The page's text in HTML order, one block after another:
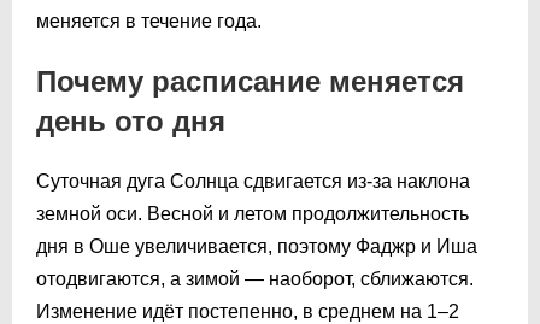
меняется в течение года.
Почему расписание меняется
день ото дня
Суточная дуга Солнца сдвигается из-за наклона
земной оси. Весной и летом продолжительность
дня в Оше увеличивается, поэтому Фаджр и Иша
отодвигаются, а зимой — наоборот, сближаются.
Изменение идёт постепенно, в среднем на 1–2